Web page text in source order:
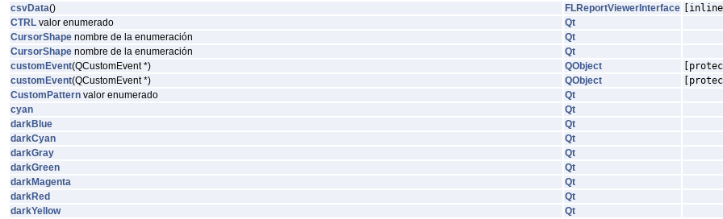
csvData() FLReportViewerInterface
CTRL valor enumerado
Qt
CursorShape nombre de la enumeración
Qt
CursorShape nombre de la enumeración
Qt
customEvent(QCustomEvent *) QObject
customEvent(QCustomEvent *) QObject
CustomPattern valor enumerado
Qt
cyan
Qt
darkBlue
Qt
darkCyan
Qt
darkGray
Qt
darkGreen
Qt
darkMagenta
Qt
darkRed
Qt
darkYellow
Qt